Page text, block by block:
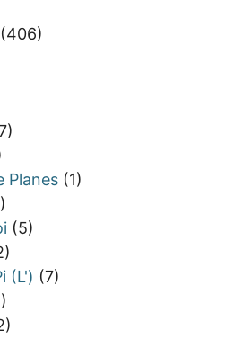
(406)
Planes (1)
(5)
(L') (7)